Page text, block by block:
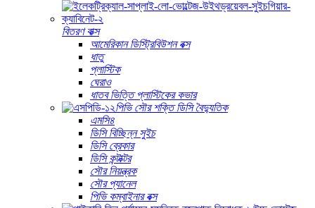
বিতরণ বাক্স
আমেরিকান ডিস্ট্রিবিউশন বক্স
ধাতু
প্লাস্টিক
ঘেরাও
ধাতব ভিত্তি প্লাস্টিকের কভার
পিভি সৌর শক্তি ডিসি বৈদ্যুতিক
এমসি৪
ডিসি বিচ্ছিন্ন সুইচ
ডিসি ব্রেকার
ডিসি কন্টাক্টর
সৌর নিয়ন্ত্রক
সৌর প্যানেল
পিভি কম্বাইনার বক্স